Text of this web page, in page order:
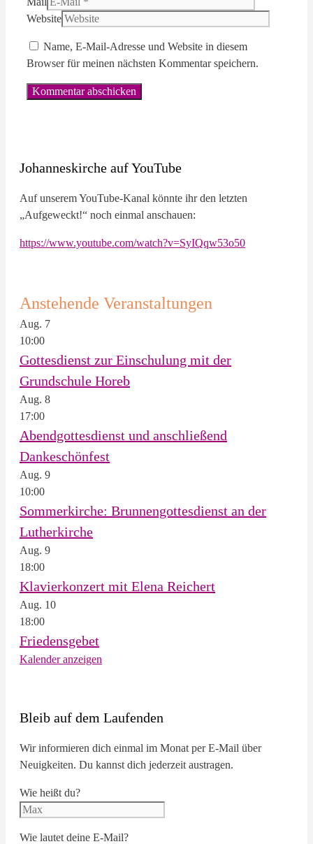
Website
Name, E-Mail-Adresse und Website in diesem
Browser für meinen nächsten Kommentar speichern.
Johanneskirche auf YouTube
Auf unserem YouTube-Kanal könnte ihr den letzten
„Aufgeweckt!“ noch einmal anschauen:
https://www.youtube.com/watch?v=SyIQqw53o50
Anstehende Veranstaltungen
Aug. 7
10:00
Gottesdienst zur Einschulung mit der
Grundschule Horeb
Aug. 8
17:00
Abendgottesdienst und anschließend
Dankeschönfest
Aug. 9
10:00
Sommerkirche: Brunnengottesdienst an der
Lutherkirche
Aug. 9
18:00
Klavierkonzert mit Elena Reichert
Aug. 10
18:00
Friedensgebet
Kalender anzeigen
Bleib auf dem Laufenden
Wir informieren dich einmal im Monat per E-Mail über
Neuigkeiten. Du kannst dich jederzeit austragen.
Wie heißt du?
Wie lautet deine E-Mail?